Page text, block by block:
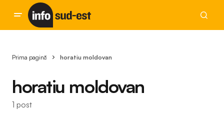
Prima pagină horatiu moldovan
horatiu moldovan
1 post